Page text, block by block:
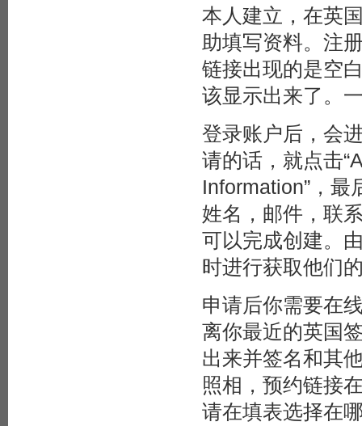
本人建立，在英
助填写资料。注
链接出现的是空
该显示出来了。
登录账户后，会
请的话，就点击
Information”，
姓名，邮件，联
可以完成创建。
时进行获取他们
申请后你需要在
离你最近的英国
出来并签名和其
照相，预约链接
请在填表选择在